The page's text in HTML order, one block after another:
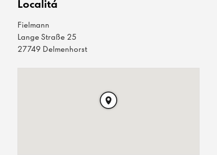
Localitá
Fielmann
Lange Straße 25
27749 Delmenhorst